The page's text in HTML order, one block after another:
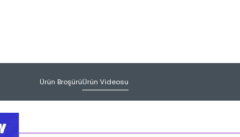
Ürün BroşürüÜrün Videosu